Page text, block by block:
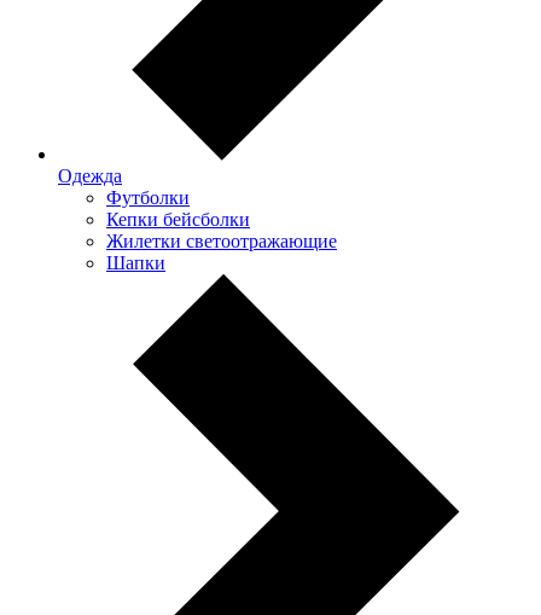
Одежда
Футболки
Кепки бейсболки
Жилетки светоотражающие
Шапки